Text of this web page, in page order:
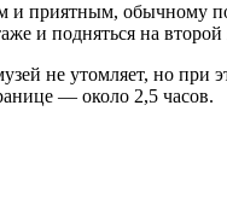
приятным, обычному
и подняться на
не утомляет, но
— около 2,5 часов.